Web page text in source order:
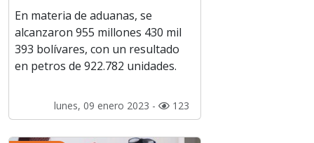
En materia de aduanas, se
alcanzaron 955 millones 430 mil
393 bolívares, con un resultado
en petros de 922.782 unidades.
lunes, 09 enero 2023 - 123